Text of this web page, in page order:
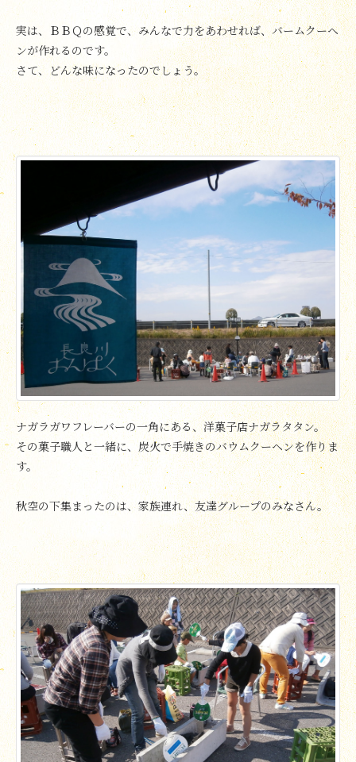
実は、ＢＢＱの感覚で、みんなで力をあわせれば、バームクーヘ
ンが作れるのです。
さて、どんな味になったのでしょう。
ナガラガワフレーバーの一角にある、洋菓子店ナガラタタン。
その菓子職人と一緒に、炭火で手焼きのバウムクーヘンを作りま
す。
秋空の下集まったのは、家族連れ、友達グループのみなさん。